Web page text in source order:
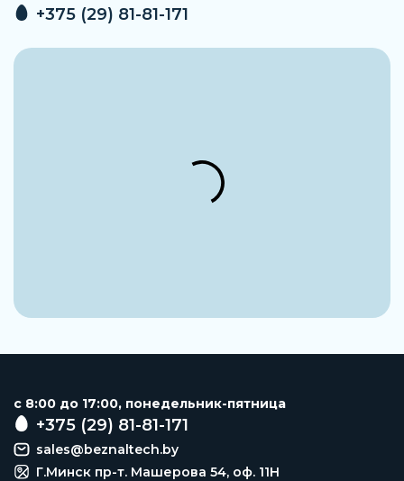
+375 (29) 81-81-171
c 8:00 до 17:00, понедельник-пятница
+375 (29) 81-81-171
sales@beznaltech.by
Г.Минск пр-т. Машерова 54, оф. 11H